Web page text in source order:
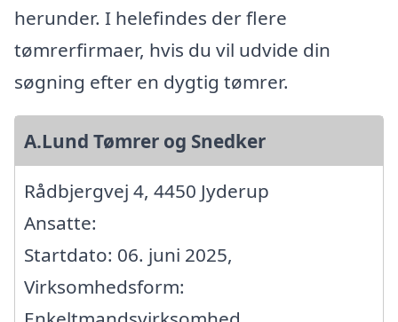
herunder. I helefindes der flere
tømrerfirmaer, hvis du vil udvide din
søgning efter en dygtig tømrer.
A.Lund Tømrer og Snedker
Rådbjergvej 4, 4450 Jyderup
Ansatte:
Startdato: 06. juni 2025,
Virksomhedsform: